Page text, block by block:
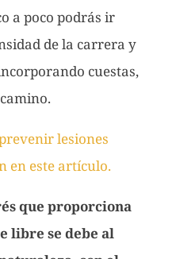
a poco podrás ir
de la carrera y
cuestas,
lesiones
en este artículo.
que proporciona
libre se debe al